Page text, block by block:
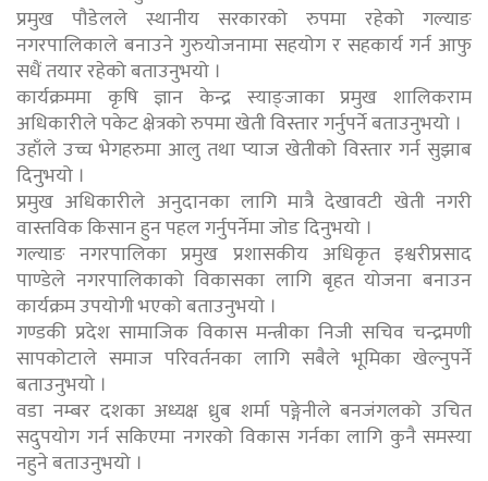
प्रमुख पौडेलले स्थानीय सरकारको रुपमा रहेको गल्याङ
नगरपालिकाले बनाउने गुरुयोजनामा सहयोग र सहकार्य गर्न आफु
सधैं तयार रहेको बताउनुभयो ।
कार्यक्रममा कृषि ज्ञान केन्द्र स्याङ्जाका प्रमुख शालिकराम
अधिकारीले पकेट क्षेत्रको रुपमा खेती विस्तार गर्नुपर्ने बताउनुभयो ।
उहाँले उच्च भेगहरुमा आलु तथा प्याज खेतीको विस्तार गर्न सुझाब
दिनुभयो ।
प्रमुख अधिकारीले अनुदानका लागि मात्रै देखावटी खेती नगरी
वास्तविक किसान हुन पहल गर्नुपर्नेमा जोड दिनुभयो ।
गल्याङ नगरपालिका प्रमुख प्रशासकीय अधिकृत इश्वरीप्रसाद
पाण्डेले नगरपालिकाको विकासका लागि बृहत योजना बनाउन
कार्यक्रम उपयोगी भएको बताउनुभयो ।
गण्डकी प्रदेश सामाजिक विकास मन्त्रीका निजी सचिव चन्द्रमणी
सापकोटाले समाज परिवर्तनका लागि सबैले भूमिका खेल्नुपर्ने
बताउनुभयो ।
वडा नम्बर दशका अध्यक्ष ध्रुब शर्मा पङ्गेनीले बनजंगलको उचित
सदुपयोग गर्न सकिएमा नगरको विकास गर्नका लागि कुनै समस्या
नहुने बताउनुभयो ।